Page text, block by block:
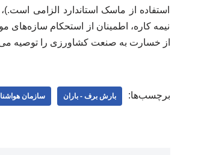
استفاده از ماسک استاندارد الزامی
نیمه کاره، اطمینان از استحکام سازه‌های
از خسارت به صنعت کشاورزی را توصیه
برچسب‌ها: بارش برف - باران سازمان